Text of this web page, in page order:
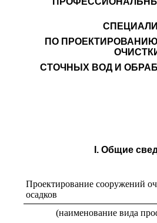
ПО
СТОЧНЫХ ВОД И
I. Общие
Проектирование сооружений
осадков
(наименование вида